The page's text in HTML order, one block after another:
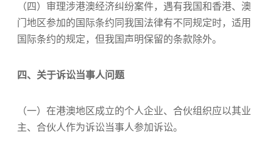
（四）审理涉港澳经济纠纷案件，遇有我国和香港、澳
门地区参加的国际条约同我国法律有不同规定时，适用
国际条约的规定，但我国声明保留的条款除外。
四、关于诉讼当事人问题
（一）在港澳地区成立的个人企业、合伙组织应以其业
主、合伙人作为诉讼当事人参加诉讼。